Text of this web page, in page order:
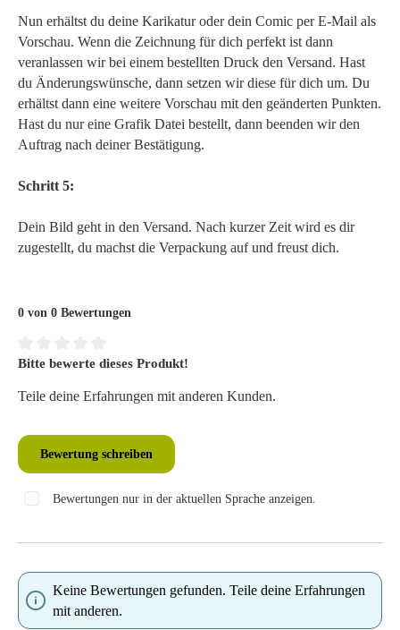
Nun erhältst du deine Karikatur oder dein Comic per E-Mail als
Vorschau. Wenn die Zeichnung für dich perfekt ist dann
veranlassen wir bei einem bestellten Druck den Versand. Hast
du Änderungswünsche, dann setzen wir diese für dich um. Du
erhältst dann eine weitere Vorschau mit den geänderten Punkten.
Hast du nur eine Grafik Datei bestellt, dann beenden wir den
Auftrag nach deiner Bestätigung.
Schritt 5:
Dein Bild geht in den Versand. Nach kurzer Zeit wird es dir
zugestellt, du machst die Verpackung auf und freust dich.
0 von 0 Bewertungen
Durchschnittliche Bewertung von 0 von 5 Sternen
Bitte bewerte dieses Produkt!
Teile deine Erfahrungen mit anderen Kunden.
Bewertung schreiben
Bewertungen nur in der aktuellen Sprache anzeigen.
Keine Bewertungen gefunden. Teile deine Erfahrungen
mit anderen.